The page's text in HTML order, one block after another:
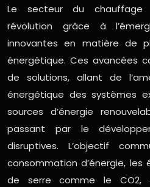
Le secteur du chauffage
révolution grâce à
innovantes en matière de
énergétique. Ces avancées
de solutions, allant de
énergétique des systèmes
sources d’énergie
passant par le
disruptives. L’objectif
consommation d’énergie,
de serre comme le